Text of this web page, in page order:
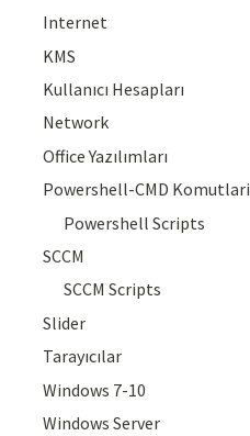
Internet
KMS
Kullanıcı Hesapları
Network
Office Yazılımları
Powershell-CMD Komutlari
Powershell Scripts
SCCM
SCCM Scripts
Slider
Tarayıcılar
Windows 7-10
Windows Server